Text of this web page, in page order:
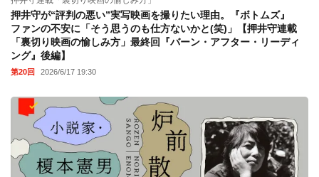
押井守が“評判の悪い”実写映画を撮りたい理由。『ボトムズ』
ファンの不安に「そう思うのも仕方ないかと(笑)」【押井守連載
「裏切り映画の愉しみ方」最終回『バーン・アフター・リーディ
ング』後編】
第20回 2026/6/17 19:30